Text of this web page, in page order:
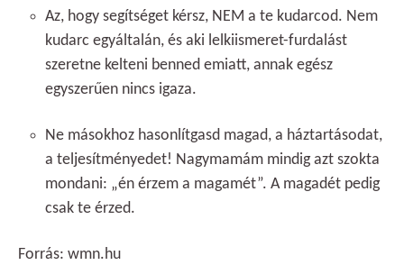
Az, hogy segítséget kérsz, NEM a te kudarcod. Nem
kudarc egyáltalán, és aki lelkiismeret-furdalást
szeretne kelteni benned emiatt, annak egész
egyszerűen nincs igaza.
Ne másokhoz hasonlítgasd magad, a háztartásodat,
a teljesítményedet! Nagymamám mindig azt szokta
mondani: „én érzem a magamét”. A magadét pedig
csak te érzed.
Forrás: wmn.hu